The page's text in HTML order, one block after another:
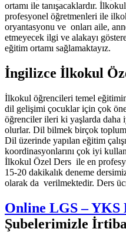
ortamı ile tanışacaklardır.
profesyonel öğretmenleri ile
oryantasyonu ve onları aile,
etmeyecek ilgi ve alakayı
eğitim ortamı sağlamaktayız.
İngilizce İlkokul
İlkokul öğrencileri temel
dil gelişimi çocuklar için çok
öğrenciler ileri ki yaşlarda daha
olurlar. Dil bilmek birçok
Dil üzerinde yapılan eğitim
koordinasyonlarını çok iyi
İlkokul Özel Ders ile en
15-20 dakikalık deneme
olarak da verilmektedir. Ders
Online LGS – YKS
Şubelerimizle